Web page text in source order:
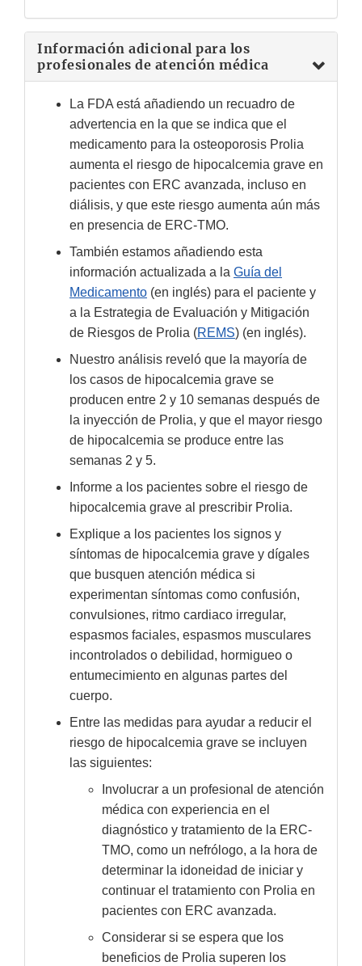
Información adicional para los
profesionales de atención médica
La FDA está añadiendo un recuadro de
advertencia en la que se indica que el
medicamento para la osteoporosis Prolia
aumenta el riesgo de hipocalcemia grave en
pacientes con ERC avanzada, incluso en
diálisis, y que este riesgo aumenta aún más
en presencia de ERC-TMO.
También estamos añadiendo esta
información actualizada a la Guía del
Medicamento (en inglés) para el paciente y
a la Estrategia de Evaluación y Mitigación
de Riesgos de Prolia (REMS) (en inglés).
Nuestro análisis reveló que la mayoría de
los casos de hipocalcemia grave se
producen entre 2 y 10 semanas después de
la inyección de Prolia, y que el mayor riesgo
de hipocalcemia se produce entre las
semanas 2 y 5.
Informe a los pacientes sobre el riesgo de
hipocalcemia grave al prescribir Prolia.
Explique a los pacientes los signos y
síntomas de hipocalcemia grave y dígales
que busquen atención médica si
experimentan síntomas como confusión,
convulsiones, ritmo cardiaco irregular,
espasmos faciales, espasmos musculares
incontrolados o debilidad, hormigueo o
entumecimiento en algunas partes del
cuerpo.
Entre las medidas para ayudar a reducir el
riesgo de hipocalcemia grave se incluyen
las siguientes:
Involucrar a un profesional de atención
médica con experiencia en el
diagnóstico y tratamiento de la ERC-
TMO, como un nefrólogo, a la hora de
determinar la idoneidad de iniciar y
continuar el tratamiento con Prolia en
pacientes con ERC avanzada.
Considerar si se espera que los
beneficios de Prolia superen los